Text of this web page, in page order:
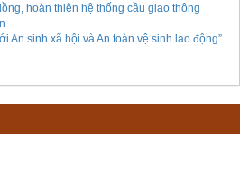
hoàn thiện hệ thống cầu giao thông
An sinh xã hội và An toàn vệ sinh lao động”